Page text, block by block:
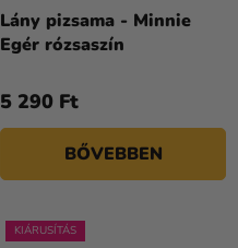
Lány pizsama - Minnie
Egér rózsaszín
5 290 Ft
BŐVEBBEN
KIÁRUSÍTÁS